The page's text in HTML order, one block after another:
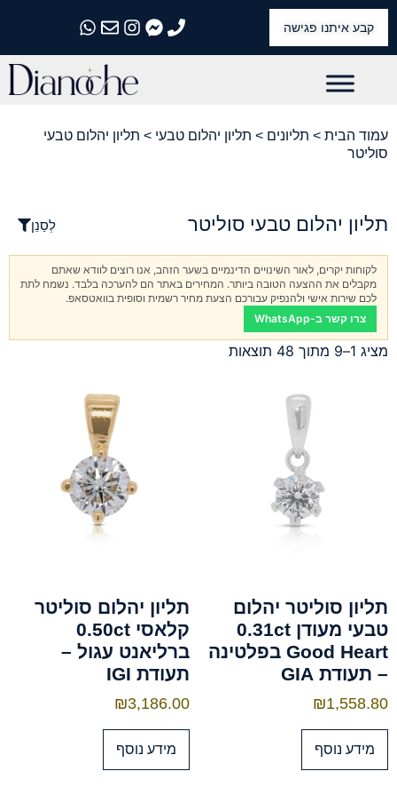
קבע איתנו פגישה
התקשרו אלינו
התקשרו אלינו
התקשרו אלינו
התקשרו אלינו
התקשרו אלינו
עמוד הבית > תליונים > תליון יהלום טבעי > תליון יהלום טבעי
סוליטר
לְסַנֵן תליון יהלום טבעי סוליטר
לקוחות יקרים, לאור השינויים הדינמיים בשער הזהב, אנו רוצים לוודא שאתם
מקבלים את ההצעה הטובה ביותר. המחירים באתר הם להערכה בלבד. נשמח לתת
לכם שירות אישי ולהנפיק עבורכם הצעת מחיר רשמית וסופית בוואטסאפ.
צרו קשר ב-WhatsApp
מציג 1–9 מתוך 48 תוצאות
תליון סוליטר יהלום
טבעי מעודן 0.31ct
Good Heart בפלטינה
– תעודת GIA
₪1,558.80
מידע נוסף
תליון יהלום סוליטר
קלאסי 0.50ct
ברליאנט עגול –
תעודת IGI
₪3,186.00
מידע נוסף